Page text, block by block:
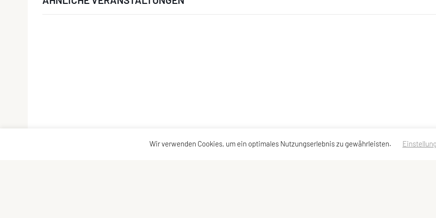
Wir verwenden Cookies, um ein optimales Nutzungserlebnis zu gewährleisten.